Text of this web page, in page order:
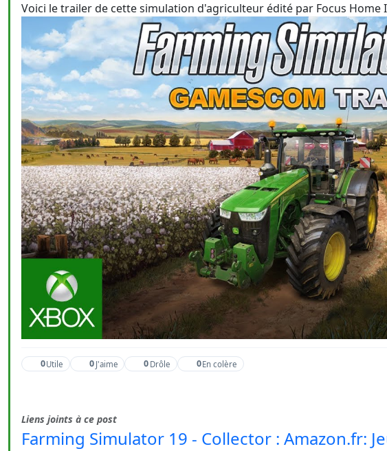
Voici le trailer de cette simulation d'agriculteur édité par Focus Home
0Utile 0 J'aime 0 Drôle 0En colère
Liens joints à ce post
Farming Simulator 19 - Collector : Amazon.fr: